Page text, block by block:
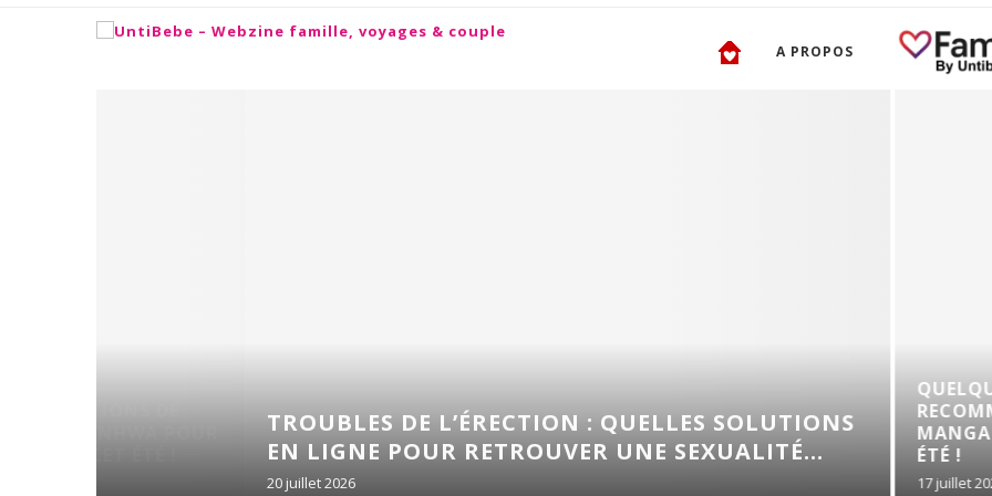
A PROPOS
TROUBLES DE L’ÉRECTION : QUELLES SOLUTIONS
EN LIGNE POUR RETROUVER UNE SEXUALITÉ...
RECOMMANDATIONS
MANGAS POUR
ÉTÉ !